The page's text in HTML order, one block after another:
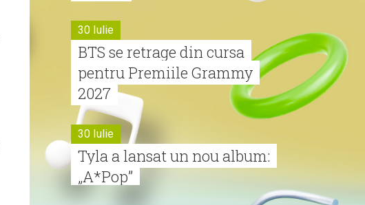
30 Iulie
BTS se retrage din cursa
pentru Premiile Grammy
2027
30 Iulie
Tyla a lansat un nou album:
„A*Pop”